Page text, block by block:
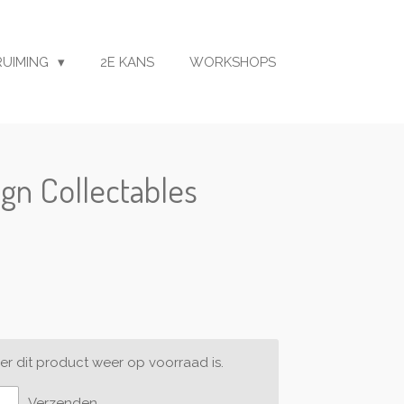
2E KANS WORKSHOPS
Collectables
dit product weer op voorraad is.